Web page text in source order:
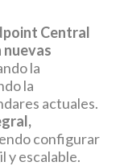
Central
nuevas
la
la
actuales.
configurar
y escalable.